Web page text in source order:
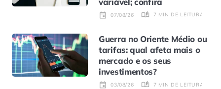
07/08/26 7 MIN DE LEITURA
Guerra no Oriente Médio ou
tarifas: qual afeta mais o
mercado e os seus
investimentos?
03/08/26 7 MIN DE LEITURA